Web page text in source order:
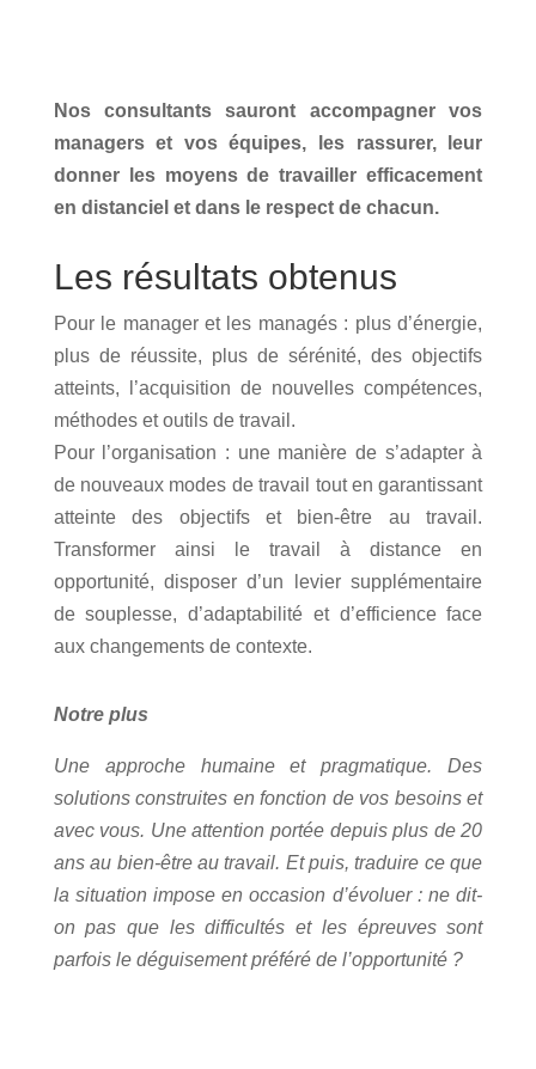
Nos consultants sauront accompagner vos
managers et vos équipes, les rassurer, leur
donner les moyens de travailler efficacement
en distanciel et dans le respect de chacun.
Les résultats obtenus
Pour le manager et les managés : plus d’énergie,
plus de réussite, plus de sérénité, des objectifs
atteints, l’acquisition de nouvelles compétences,
méthodes et outils de travail.
Pour l’organisation : une manière de s’adapter à
de nouveaux modes de travail tout en garantissant
atteinte des objectifs et bien-être au travail.
Transformer ainsi le travail à distance en
opportunité, disposer d’un levier supplémentaire
de souplesse, d’adaptabilité et d’efficience face
aux changements de contexte.
Notre plus
Une approche humaine et pragmatique. Des
solutions construites en fonction de vos besoins et
avec vous. Une attention portée depuis plus de 20
ans au bien-être au travail. Et puis, traduire ce que
la situation impose en occasion d’évoluer : ne dit-
on pas que les difficultés et les épreuves sont
parfois le déguisement préféré de l’opportunité ?